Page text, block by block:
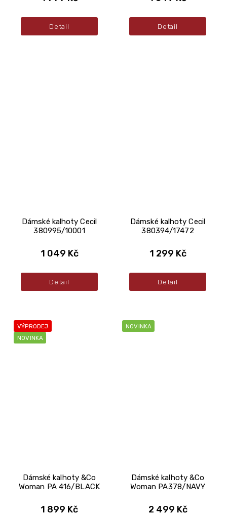
Detail Detail
Dámské kalhoty Cecil
380995/10001
1 049 Kč
Detail
Dámské kalhoty Cecil
380394/17472
1 299 Kč
Detail
VÝPRODEJ
NOVINKA
Dámské kalhoty &Co
Woman PA 416/BLACK
1 899 Kč
NOVINKA
Dámské kalhoty &Co
Woman PA378/NAVY
2 499 Kč